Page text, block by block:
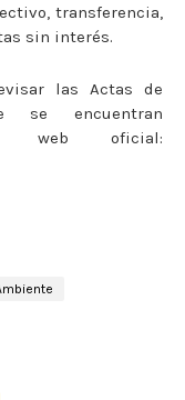
transferencia,
sin interés.
las Actas de
se encuentran
web oficial: